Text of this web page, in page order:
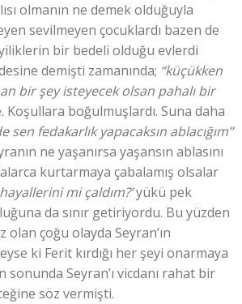
olmanın ne demek olduğuyla
sevilmeyen çocuklardı bazen de
bir bedeli olduğu evlerdi
demişti zamanında; “küçükken
bir şey isteyecek olsan pahalı bir
Koşullara boğulmuşlardı. Suna daha
sen fedakarlık yapacaksın ablacığım”
ne yaşanırsa yaşansın ablasını
kurtarmaya çabalamış olsalar
mi çaldım?’yükü pek
da sınır getiriyordu. Bu yüzden
çoğu olayda Seyran’ın
ki Ferit kırdığı her şeyi onarmaya
Seyran’ı vicdanı rahat bir
söz vermişti.